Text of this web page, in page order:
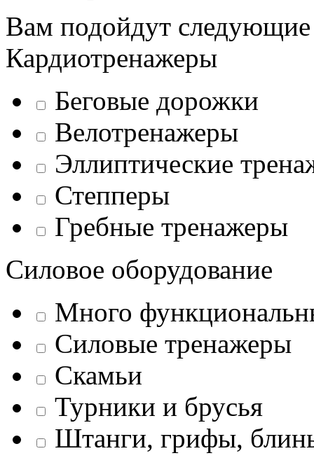
Вам подойдут
Кардиотренажеры
Беговые дорожки
Велотренажеры
Эллиптические
Степперы
Гребные тренажеры
Силовое оборудование
Много
Силовые тренажеры
Скамьи
Турники и брусья
Штанги, грифы,